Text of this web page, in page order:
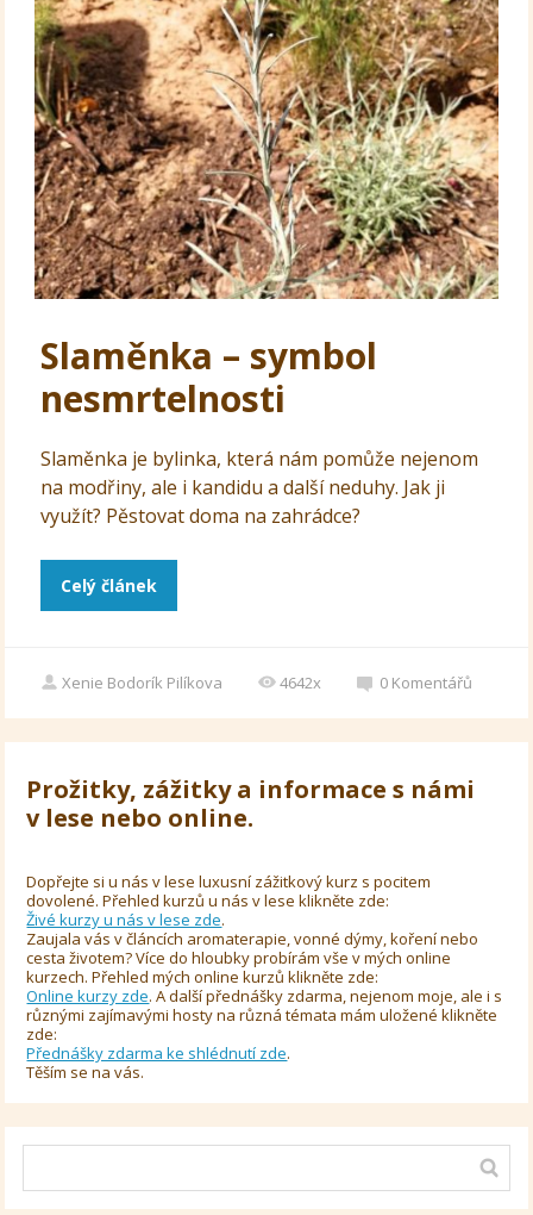
Slaměnka – symbol
nesmrtelnosti
Slaměnka je bylinka, která nám pomůže nejenom
na modřiny, ale i kandidu a další neduhy. Jak ji
využít? Pěstovat doma na zahrádce?
Celý článek
Xenie Bodorík Pilíkova 4642x 0 Komentářů
Prožitky, zážitky a informace s námi
v lese nebo online.
Dopřejte si u nás v lese luxusní zážitkový kurz s pocitem
dovolené. Přehled kurzů u nás v lese klikněte zde:
Živé kurzy u nás v lese zde.
Zaujala vás v článcích aromaterapie, vonné dýmy, koření nebo
cesta životem? Více do hloubky probírám vše v mých online
kurzech. Přehled mých online kurzů klikněte zde:
Online kurzy zde. A další přednášky zdarma, nejenom moje, ale i s
různými zajímavými hosty na různá témata mám uložené klikněte
zde:
Přednášky zdarma ke shlédnutí zde.
Těším se na vás.